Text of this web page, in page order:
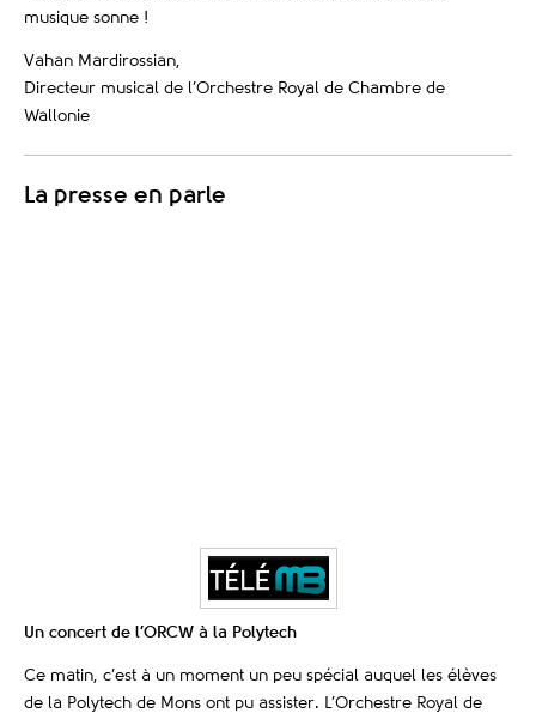
musique sonne !
Vahan Mardirossian,
Directeur musical de l’Orchestre Royal de Chambre de
Wallonie
La presse en parle
Un concert de l’ORCW à la Polytech
Ce matin, c’est à un moment un peu spécial auquel les élèves
de la Polytech de Mons ont pu assister. L’Orchestre Royal de